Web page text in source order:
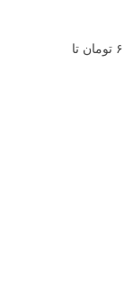
محدوده قیمت: ۶۰,۰۰۰ تومان تا